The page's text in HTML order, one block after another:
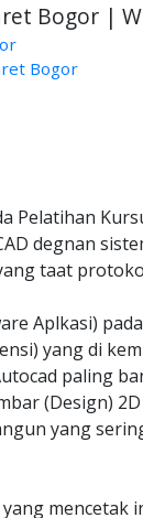
Bogor |
Bogor
Pelatihan
degnan
taat
Aplkasi)
yang di
paling
(Design)
yang
mencetak